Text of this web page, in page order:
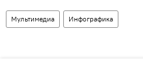
Мультимедиа Инфографика